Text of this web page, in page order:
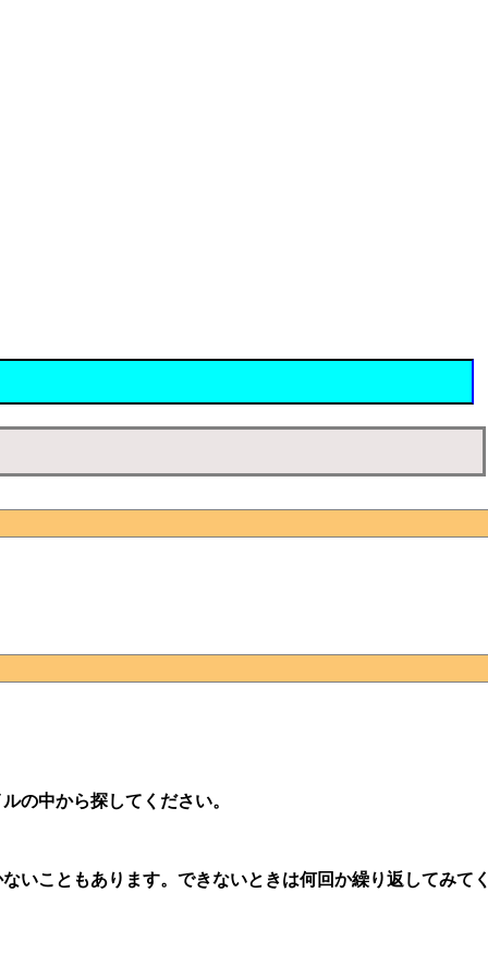
の中から探してください。
いこともあります。できないときは何回か繰り返してみて